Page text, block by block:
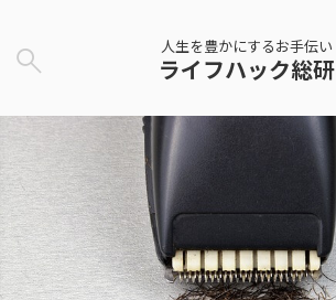
人生を豊かにするお手伝い
ライフハック総研